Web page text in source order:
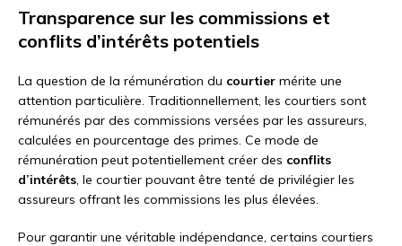
Transparence sur les commissions et
conflits d’intérêts potentiels
La question de la rémunération du courtier mérite une
attention particulière. Traditionnellement, les courtiers sont
rémunérés par des commissions versées par les assureurs,
calculées en pourcentage des primes. Ce mode de
rémunération peut potentiellement créer des conflits
d’intérêts, le courtier pouvant être tenté de privilégier les
assureurs offrant les commissions les plus élevées.
Pour garantir une véritable indépendance, certains courtiers